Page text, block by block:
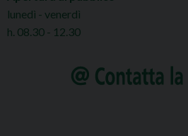
lunedì - venerdì
h. 08.30 - 12.30